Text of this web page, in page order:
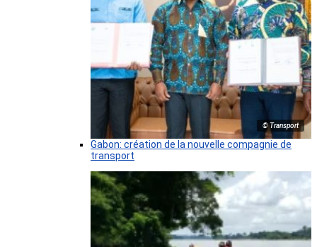
© Transport
Gabon: création de la nouvelle compagnie de
transport